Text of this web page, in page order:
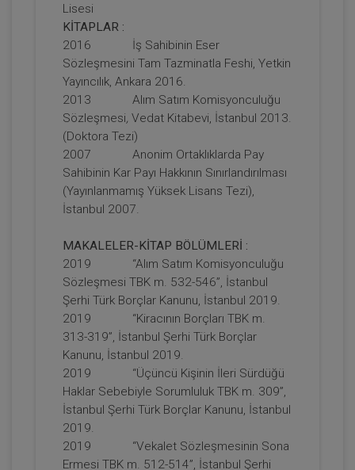
A'dan Z'ye Sözleşme Hazırlama ve
İnceleme Teknikleri Video Eğitimi
1250
TL
Fütürist Hukuk - IV. Medeni Hukuk
Kongresi - XI. Oturum
360 TL Sepete Ekle
Lisesi
KİTAPLAR :
2016 İş Sahibinin Eser
Sözleşmesini Tam Tazminatla Feshi, Yetkin
Yayıncılık, Ankara 2016.
2013 Alım Satım Komisyonculuğu
Sözleşmesi Vedat Kitabevi, İstanbul 2013.
(Doktora Tezi)
2007 Anonim Ortaklıklarda Pay
Sahibinin Kar Payı Hakkının Sınırlandırılması
(Yayınlanmamış Yüksek Lisans Tezi),
İstanbul 2007.
MAKALELER-KİTAP BÖLÜMLERİ :
2019 “Alım Satım Komisyonculuğu
Sözleşmesi TBK m. 532-546”, İstanbul
Şerhi Türk Borçlar Kanunu, İstanbul 2019.
2019 “Kiracının Borçları TBK m.
313-319”, İstanbul Şerhi Türk Borçlar
Kanunu, İstanbul 2019.
2019 “Üçüncü Kişinin İleri Sürdüğü
Haklar Sebebiyle Sorumluluk TBK m. 309”,
İstanbul Şerhi Türk Borçlar Kanunu, İstanbul
2019.
2019 “Vekalet Sözleşmesinin Sona
Ermesi TBK m. 512-514”, İstanbul Şerhi